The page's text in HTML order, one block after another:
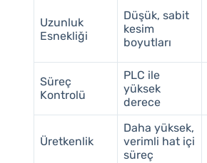
Uzunluk
Esnekliği
Düşük, sabit
kesim
boyutları
Süreç
Kontrolü
PLC ile
yüksek
derece
Üretkenlik
Daha yüksek,
verimli hat içi
süreç